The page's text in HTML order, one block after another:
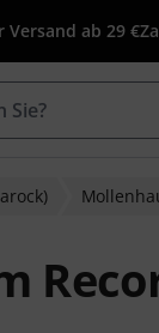
ab 29 €